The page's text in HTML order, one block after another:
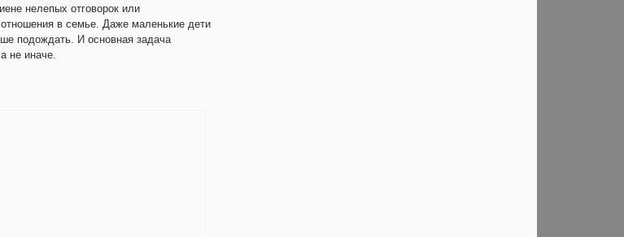
нелепых отговорок или
в семье. Даже маленькие дети
подождать. И основная задача
не иначе.